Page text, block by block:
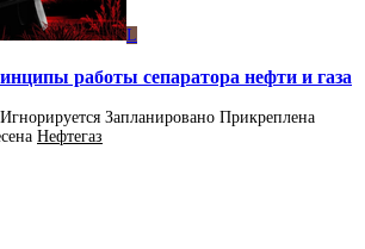
L
работы сепаратора нефти и газа
Игнорируется Запланировано Прикреплена
Нефтегаз